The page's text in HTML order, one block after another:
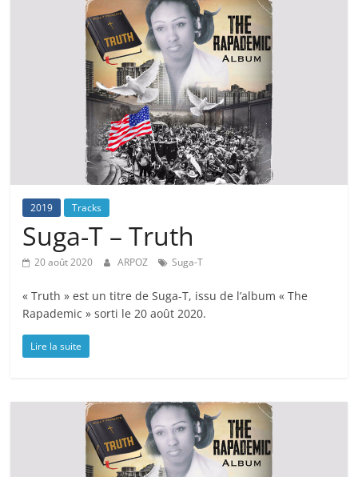
2019 Tracks
Suga-T – Truth
20 août 2020 ARPOZ Suga-T
« Truth » est un titre de Suga-T, issu de l’album « The
Rapademic » sorti le 20 août 2020.
Lire la suite